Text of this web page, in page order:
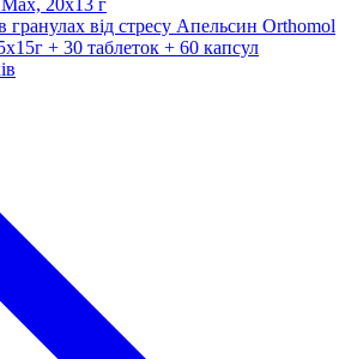
гранулах від стресу Апельсин Orthomol
+ 30 таблеток + 60 капсул